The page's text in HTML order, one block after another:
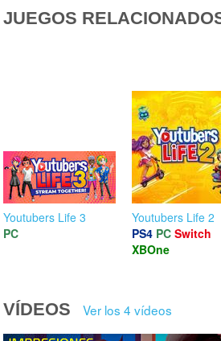
JUEGOS
Youtubers Life 3
PC
Youtubers Life 2
PS4 PC Switch
XBOne
VÍDEOS Ver los 4 vídeos